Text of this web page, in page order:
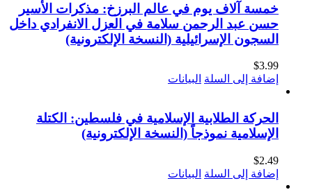
خمسة آلاف يوم في عالم البرزخ: مذكرات الأسير
حسن عبد الرحمن سلامة في العزل الانفرادي داخل
السجون الإسرائيلية (النسخة الإلكترونية)
$3.99
إضافة إلى السلة البيانات
الحركة الطلابية الإسلامية في فلسطين: الكتلة
الإسلامية نموذجاً (النسخة الإلكترونية)
$2.49
إضافة إلى السلة البيانات